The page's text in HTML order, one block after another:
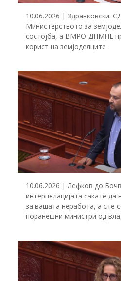
10.06.2026 | Здравковски:
Министерството за
состојба, а ВМРО-ДПМНЕ
корист на земјоделците
10.06.2026 | Лефков до
интерпелацијата сакате да
за вашата неработа, а сте
поранешни министри од